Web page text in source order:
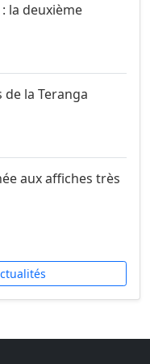
la deuxième
de la Teranga
aux affiches très